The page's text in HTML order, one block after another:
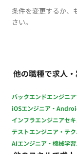
条件を変更するか、
さい。
他の職種で求人
バックエンドエンジニア
iOSエンジニア・
インフラエンジニアセ
テストエンジニア・テ
AIエンジニア・機械学